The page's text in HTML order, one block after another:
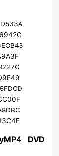
DVD